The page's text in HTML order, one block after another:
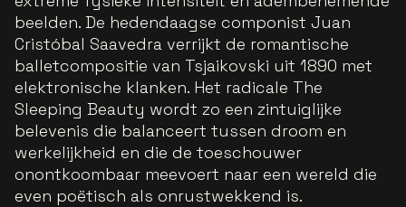
beelden. De hedendaagse componist Juan
Cristóbal Saavedra verrijkt de romantische
balletcompositie van Tsjaikovski uit 1890 met
elektronische klanken. Het radicale The
Sleeping Beauty wordt zo een zintuiglijke
belevenis die balanceert tussen droom en
werkelijkheid en die de toeschouwer
onontkoombaar meevoert naar een wereld die
even poëtisch als onrustwekkend is.